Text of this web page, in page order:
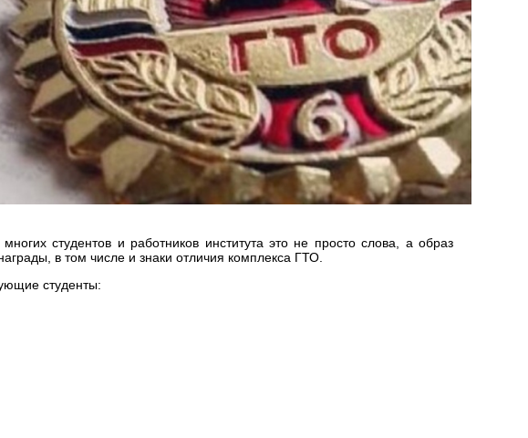
студентов и работников института это не просто слова, а образ
в том числе и знаки отличия комплекса ГТО.
студенты: